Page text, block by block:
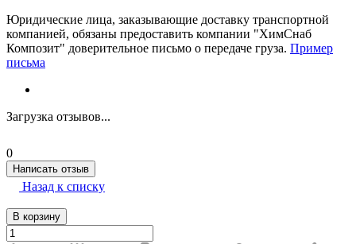
Юридические лица, заказывающие доставку транспортной
компанией, обязаны предоставить компании "ХимСнаб
Композит" доверительное письмо о передаче груза. Пример
письма
Загрузка отзывов...
0
Написать отзыв
Назад к списку
В корзину